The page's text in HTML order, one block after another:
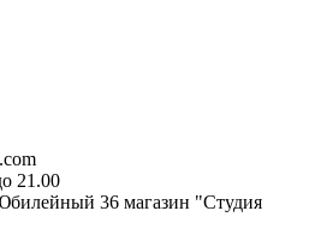
21.00
36 магазин "Студия